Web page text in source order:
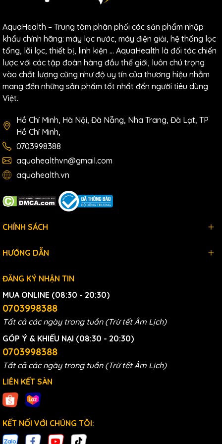
phương Đông đã chỉ ra giá trị của hydrogen đối với sức
cho sức khỏe càng lớn.
2 yếu tố ảnh hưởng đến nồng độ hydrogen: số lượng
tấm điện cực và công nghệ điện phân. Máy điện giải Fuji
Smart P9 sở hữu số tấm điện cực nhiều nhất cùng với
công nghệ điện phân kép. Có thể khẳng định rằng Fuji
Smart P9 là sản phẩm tạo ra lượng hydrogen lớn nhất
Fuji Smart tạo ra nước ion kiềm nồng độ hydrogen
Bổ sung chất tăng cường điện phân
Chất tăng cường điện phân giúp tạo ra nước siêu kiềm
và siêu axit. Công nghệ điện giải
nâng cấp với chất tăng cường điện phân là muối ăn Aizu.
Hộc chứa muối có kích thước rộng rãi giúp quá trình điện
phân diễn ra liên tục, sản xuất lên đến 140 lít nước
AquaHealth – Trung tâm phân phối các sản phẩm nhập
khẩu chính hãng: máy lọc nước, máy điện giải, hệ thống lọc
tổng, lõi lọc, thiết bị, linh kiện … AquaHealth là đối tác chiến
lược với các tập đoàn hàng đầu thế giới, luôn chú trọng
vào chất lượng cũng như độ uy tín của thương hiệu nhằm
mang đến những sản phẩm tốt nhất đến người tiêu dùng
Việt.
Hồ Chí Minh, Hà Nội, Đà Nẵng, Nha Trang, Đà Lạt, TP
Hồ Chí Minh,
0703998388
aquahealthvn@gmail.com
aquahealth.vn
CHÍNH SÁCH
HƯỚNG DẪN
ĐĂNG KÝ NHẬN TIN
MUA ONLINE (08:30 - 20:30)
0703998388
Tất cả các ngày trong tuần (Trừ tết Âm Lịch)
GÓP Ý & KHIẾU NẠI (08:30 - 20:30)
0703998388
Tất cả các ngày trong tuần (Trừ tết Âm Lịch)
LIÊN KẾT SÀN
KẾT NỐI VỚI CHÚNG TÔI: